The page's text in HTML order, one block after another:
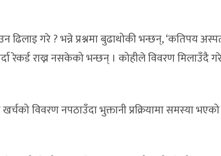
ढिलाइ गरे ? भन्ने प्रश्नमा बुढाथोकी भन्छन्, ‘कतिपय
रेकर्ड राख्न नसकेको भन्छन् । कोहीले विवरण मिलाउँदै
विवरण नपठाउँदा भुक्तानी प्रक्रियामा समस्या